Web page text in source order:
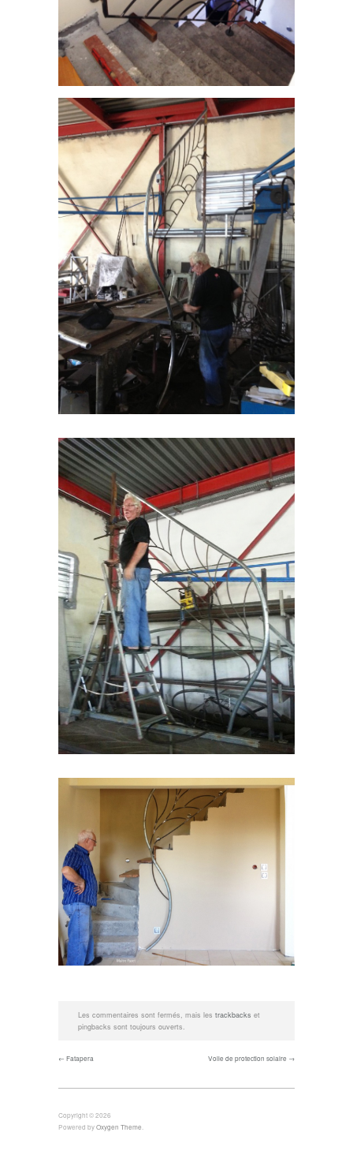
Les commentaires sont fermés, mais les trackbacks et
pingbacks sont toujours ouverts.
← Fatapera Voile de protection solaire →
Copyright © 2026
Powered byOxygen Theme.